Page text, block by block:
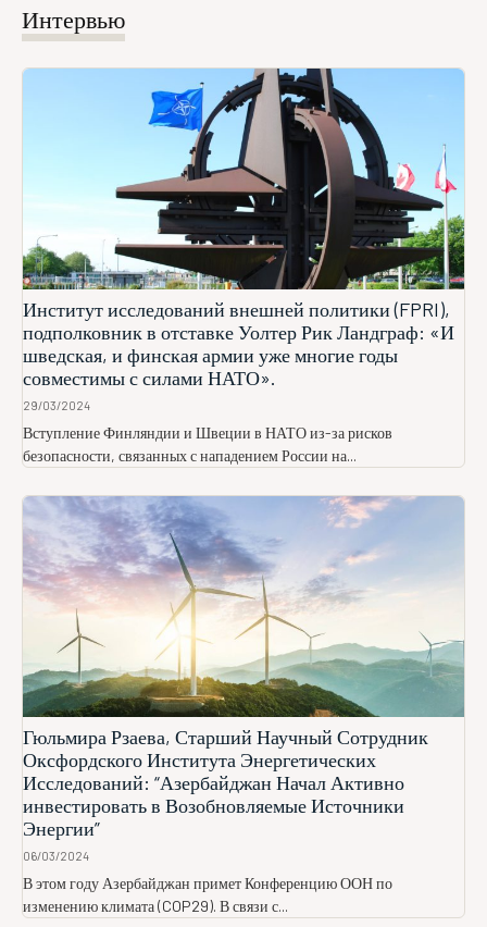
Интервью
Институт исследований внешней политики (FPRI),
подполковник в отставке Уолтер Рик Ландграф: «И
шведская, и финская армии уже многие годы
совместимы с силами НАТО».
29/03/2024
Вступление Финляндии и Швеции в НАТО из-за рисков
безопасности, связанных с нападением России на...
Гюльмира Рзаева, Старший Научный Сотрудник
Оксфордского Института Энергетических
Исследований: “Азербайджан Начал Активно
инвестировать в Возобновляемые Источники
Энергии”
06/03/2024
В этом году Азербайджан примет Конференцию ООН по
изменению климата (COP29). В связи с...